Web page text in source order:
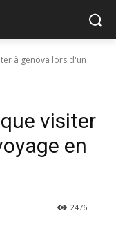
à genova lors d'un
visiter
en
2476